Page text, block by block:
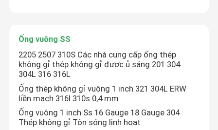
Ống vuông SS
2205 2507 310S Các nhà cung cấp ống thép
không gỉ thép không gỉ được ủ sáng 201 304
304L 316 316L
Ống thép không gỉ vuông 1 inch 321 304L ERW
liền mạch 316l 310s 0,4 mm
Ống vuông 1 inch Ss 16 Gauge 18 Gauge 304
Thép không gỉ Tôn sóng linh hoạt